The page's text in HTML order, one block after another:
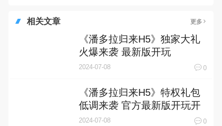
相关文章 更多
《潘多拉归来H5》独家大礼
火爆来袭 最新版开玩
2024-07-08 0
《潘多拉归来H5》特权礼包
低调来袭 官方最新版开玩开
启
2024-07-08 0